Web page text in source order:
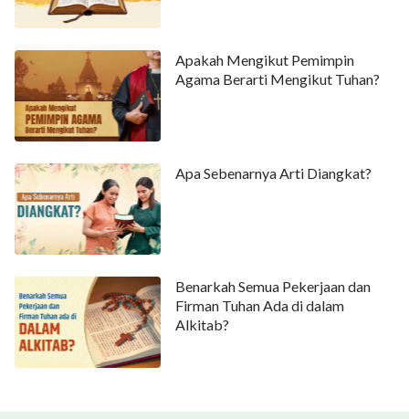
Apakah Mengikut Pemimpin
Agama Berarti Mengikut Tuhan?
Apa Sebenarnya Arti Diangkat?
Benarkah Semua Pekerjaan dan
Firman Tuhan Ada di dalam
Alkitab?